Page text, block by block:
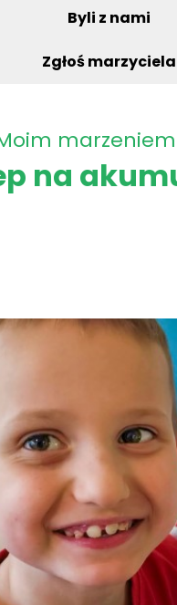
Byli z nami
Zgłoś marzyciela
na